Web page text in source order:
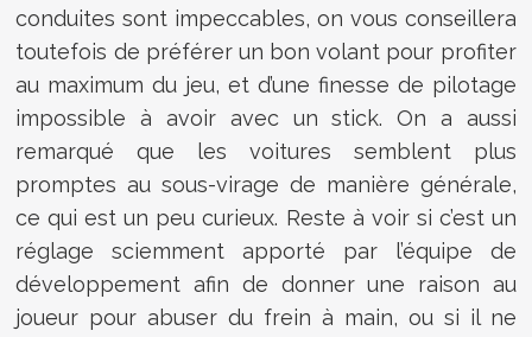
conduites sont impeccables, on vous conseillera
toutefois de préférer un bon volant pour profiter
au maximum du jeu, et d’une finesse de pilotage
impossible à avoir avec un stick. On a aussi
remarqué que les voitures semblent plus
promptes au sous-virage de manière générale,
ce qui est un peu curieux. Reste à voir si c’est un
réglage sciemment apporté par l’équipe de
développement afin de donner une raison au
joueur pour abuser du frein à main, ou si il ne